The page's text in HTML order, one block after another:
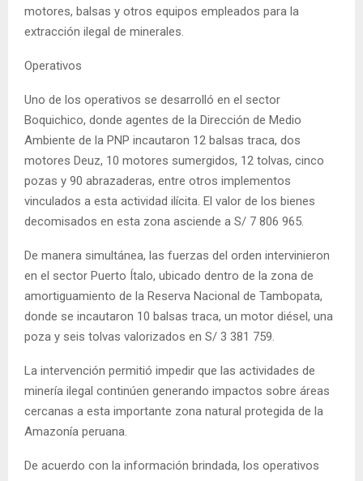
motores, balsas y otros equipos empleados para la
extracción ilegal de minerales.
Operativos
Uno de los operativos se desarrolló en el sector
Boquichico, donde agentes de la Dirección de Medio
Ambiente de la PNP incautaron 12 balsas traca, dos
motores Deuz, 10 motores sumergidos, 12 tolvas, cinco
pozas y 90 abrazaderas, entre otros implementos
vinculados a esta actividad ilícita. El valor de los bienes
decomisados en esta zona asciende a S/ 7 806 965.
De manera simultánea, las fuerzas del orden intervinieron
en el sector Puerto Ítalo, ubicado dentro de la zona de
amortiguamiento de la Reserva Nacional de Tambopata,
donde se incautaron 10 balsas traca, un motor diésel, una
poza y seis tolvas valorizados en S/ 3 381 759.
La intervención permitió impedir que las actividades de
minería ilegal continúen generando impactos sobre áreas
cercanas a esta importante zona natural protegida de la
Amazonía peruana.
De acuerdo con la información brindada, los operativos